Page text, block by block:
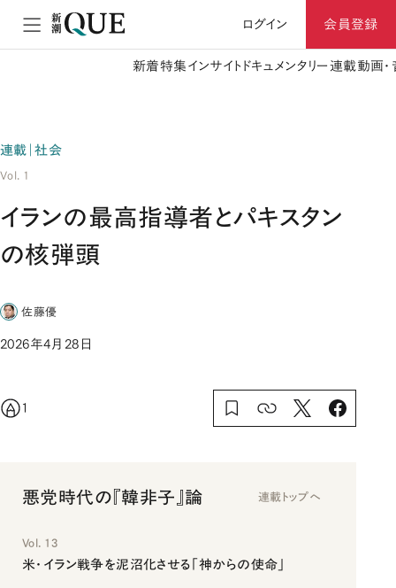
ログイン 会員登録
新着特集 インサイト ドキュメンタリー 連載動画
連載｜社会
Vol. 1
イランの最高指導者とパキスタン
の核弾頭
佐藤優
2026年4月28日
1
悪党時代の『韓非子』論 連載トップへ
Vol. 13
米・イラン戦争を泥沼化させる「神からの使命」